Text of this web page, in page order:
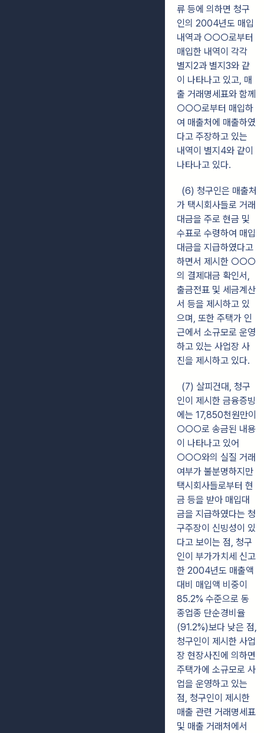
류 등에 의하면 청구
인의 2004년도 매입
내역과 ○○○로부터
매입한 내역이 각각
별지2과 별지3와 같
이 나타나고 있고, 매
출 거래명세표와 함께
○○○로부터 매입하
여 매출처에 매출하였
다고 주장하고 있는
내역이 별지4와 같이
나타나고 있다.
(6) 청구인은 매출처
가 택시회사들로 거래
대금을 주로 현금 및
수표로 수령하여 매입
대금을 지급하였다고
하면서 제시한 ○○○
의 결제대금 확인서,
출금전표 및 세금계산
서 등을 제시하고 있
으며, 또한 주택가 인
근에서 소규모로 운영
하고 있는 사업장 사
진을 제시하고 있다.
(7) 살피건대, 청구
인이 제시한 금융증빙
에는 17,850천원만이
○○○로 송금된 내용
이 나타나고 있어
○○○와의 실질 거래
여부가 불분명하지만
택시회사들로부터 현
금 등을 받아 매입대
금을 지급하였다는 청
구주장이 신빙성이 있
다고 보이는 점, 청구
인이 부가가치세 신고
한 2004년도 매출액
대비 매입액 비중이
85.2% 수준으로 동
종업종 단순경비율
(91.2%)보다 낮은 점,
청구인이 제시한 사업
장 현장사진에 의하면
주택가에 소규모로 사
업을 운영하고 있는
점, 청구인이 제시한
매출 관련 거래명세표
및 매출 거래처에서